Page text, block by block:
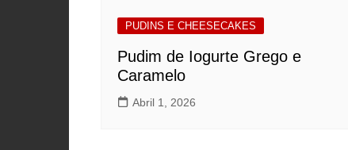
PUDINS E CHEESECAKES
Pudim de Iogurte Grego e
Caramelo
Abril 1, 2026